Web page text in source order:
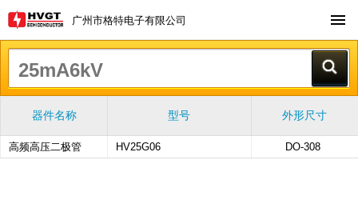
广州市格特电子有限公司
器件名称 型号 外形尺寸
高频高压二极管 HV25G06 DO-308